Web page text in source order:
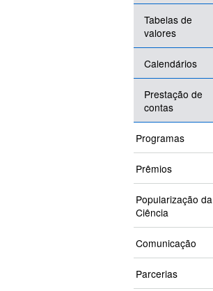
Tabelas de
valores
Calendários
Prestação de
contas
Programas
Prêmios
Popularização da
Ciência
Comunicação
Parcerias